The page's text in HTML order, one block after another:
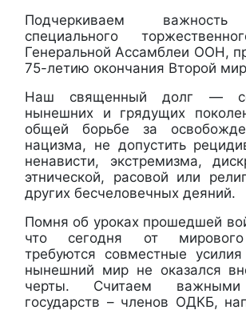
Подчеркиваем важность
специального
Генеральной Ассамблеи ООН,
75-летию окончания Второй
Наш священный долг —
нынешних и грядущих
общей борьбе за
нацизма, не допустить
ненависти, экстремизма,
этнической, расовой или
других бесчеловечных деяний.
Помня об уроках прошедшей
что сегодня от мирового
требуются совместные
нынешний мир не оказался
черты. Считаем важными
государств – членов ОДКБ,